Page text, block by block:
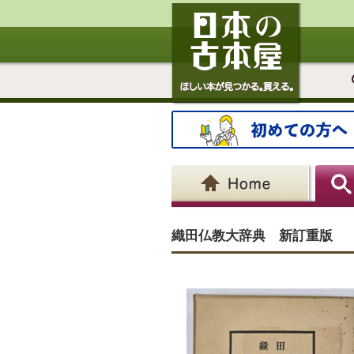
織田仏教大辞典 新訂重版